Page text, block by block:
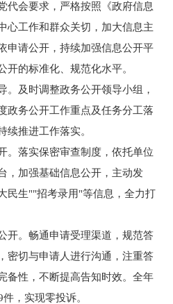
代会要求，严格按照《政府信息
心工作和群众关切，加大信息主
申请公开，持续加强信息公开平
开的标准化、规范化水平。
及时调整政务公开领导小组，
政务公开工作重点及任务分工落
续推进工作落实。
落实保密审查制度，依托单位
，加强基础信息公开，主动发
民生""招考录用"等信息，全力打
。畅通申请受理渠道，规范答
密切与申请人进行沟通，注重答
备性，不断提高告知时效。全年
，实现零投诉。